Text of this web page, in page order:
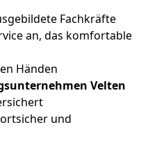
Fachkräfte
an, das komfortable
Händen
Velten
und